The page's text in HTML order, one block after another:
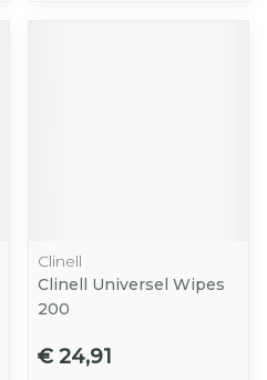
Clinell
Clinell Universel Wipes
200
€ 24,91